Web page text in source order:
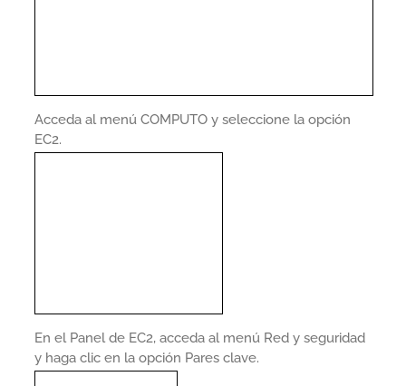
Acceda al menú COMPUTO y seleccione la opción
EC2.
En el Panel de EC2, acceda al menú Red y seguridad
y haga clic en la opción Pares clave.